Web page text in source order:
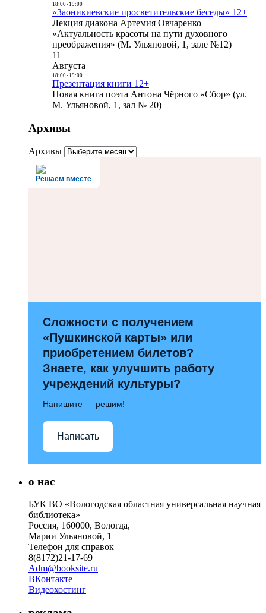
18:00- 19:00
«Заоникиевские просветительские беседы» 12+
Лекция диакона Артемия Овчаренко
«Актуальность красоты на пути духовного
преображения» (М. Ульяновой, 1, зале №12)
11
Августа
18:00- 19:00
Презентация книги 12+
Новая книга поэта Антона Чёрного «Сбор» (ул.
М. Ульяновой, 1, зал № 20)
Архивы
Архивы
Решаем вместе
Сложности с получением
«Пушкинской карты» или
приобретением билетов?
Знаете, как улучшить работу
учреждений культуры?
Напишите — решим!
Написать
о нас
БУК ВО «Вологодская областная универсальная научная
библиотека»
Россия, 160000, Вологда,
Марии Ульяновой, 1
Телефон для справок –
8(8172)21-17-69
Adm@booksite.ru
ВКонтакте
Видеохостинг